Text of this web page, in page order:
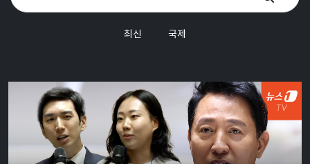
최신 국제